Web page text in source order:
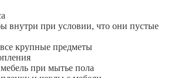
при условии, что они пустые
крупные предметы
при мытье пола